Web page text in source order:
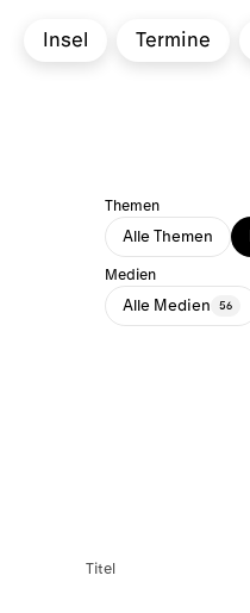
Insel Termine
Themen
Alle Themen
Medien
Alle Medien 56
Titel